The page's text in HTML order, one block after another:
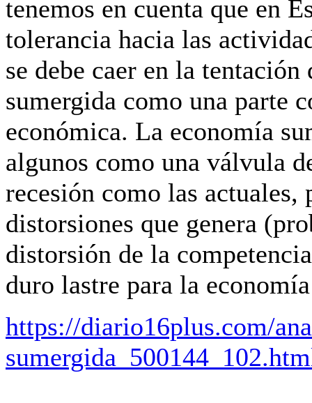
tenemos en cuenta que en
tolerancia hacia las
se debe caer en la
sumergida como una parte
económica. La economía
algunos como una válvula
recesión como las
distorsiones que genera
distorsión de la
duro lastre para la
https://diario16plus.com/